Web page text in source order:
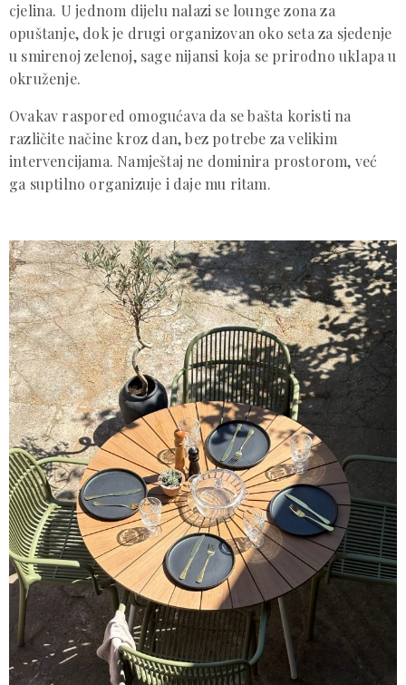
cjelina. U jednom dijelu nalazi se lounge zona za
opuštanje, dok je drugi organizovan oko seta za sjedenje
u smirenoj zelenoj, sage nijansi koja se prirodno uklapa u
okruženje.
Ovakav raspored omogućava da se bašta koristi na
različite načine kroz dan, bez potrebe za velikim
intervencijama. Namještaj ne dominira prostorom, već
ga suptilno organizuje i daje mu ritam.